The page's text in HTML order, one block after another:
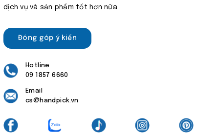
dịch vụ và sản phẩm tốt hơn nữa.
Đóng góp ý kiến
Hotline
09 1857 6660
Email
cs@handpick.vn